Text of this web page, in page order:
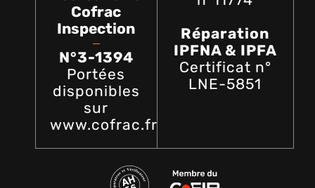
Cofrac
Inspection
N°3-1394
Portées
disponibles
sur
www.cofrac.fr
Réparation
IPFNA & IPFA
Certificat n°
LNE-5851